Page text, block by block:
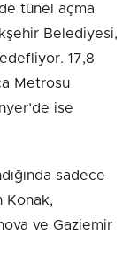
de tünel açma
Belediyesi,
17,8
Metrosu
ise
sadece
Konak,
ve Gaziemir